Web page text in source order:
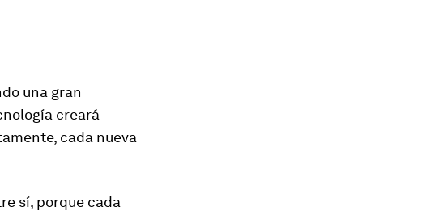
una gran
creará
cada nueva
sí, porque cada